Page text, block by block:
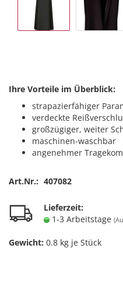
Ihre Vorteile im Überblick:
strapazierfähiger
verdeckte
großzügiger, weiter
maschinen-waschbar
angenehmer
Art.Nr.: 407082
Lieferzeit:
1-3 Arbeitstage
Gewicht: 0.8 kg je Stück